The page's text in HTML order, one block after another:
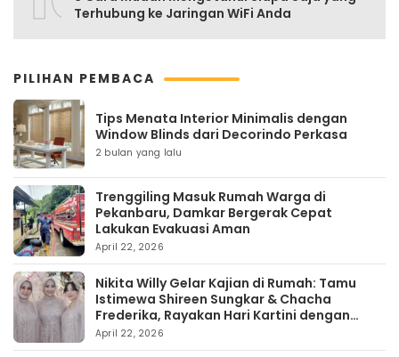
Terhubung ke Jaringan WiFi Anda
PILIHAN PEMBACA
Tips Menata Interior Minimalis dengan
Window Blinds dari Decorindo Perkasa
2 bulan yang lalu
Trenggiling Masuk Rumah Warga di
Pekanbaru, Damkar Bergerak Cepat
Lakukan Evakuasi Aman
April 22, 2026
Nikita Willy Gelar Kajian di Rumah: Tamu
Istimewa Shireen Sungkar & Chacha
Frederika, Rayakan Hari Kartini dengan
Kehangatan
April 22, 2026